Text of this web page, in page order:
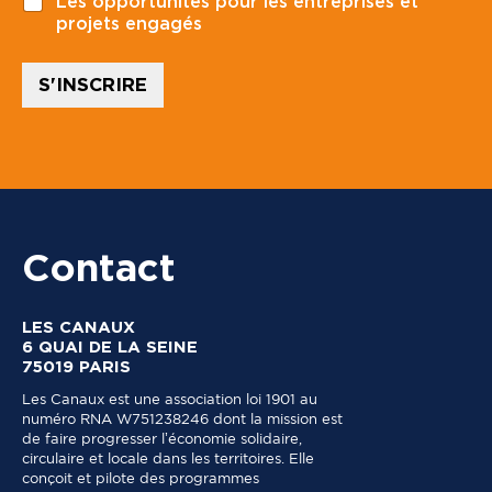
a
e
projets engagés
S'INSCRIRE
Contact
LES CANAUX
6 QUAI DE LA SEINE
75019 PARIS
Les Canaux est une association loi 1901 au
numéro RNA W751238246 dont la mission est
de faire progresser l’économie solidaire,
circulaire et locale dans les territoires. Elle
conçoit et pilote des programmes